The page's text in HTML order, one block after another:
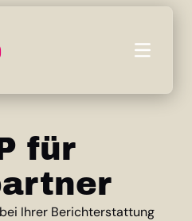
für
Ihrer Berichterstattung